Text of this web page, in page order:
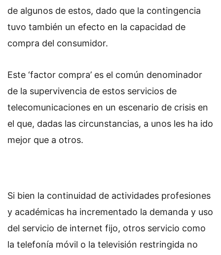
de algunos de estos, dado que la contingencia
tuvo también un efecto en la capacidad de
compra del consumidor.
Este ‘factor compra’ es el común denominador
de la supervivencia de estos servicios de
telecomunicaciones en un escenario de crisis en
el que, dadas las circunstancias, a unos les ha ido
mejor que a otros.
Si bien la continuidad de actividades profesiones
y académicas ha incrementado la demanda y uso
del servicio de internet fijo, otros servicio como
la telefonía móvil o la televisión restringida no